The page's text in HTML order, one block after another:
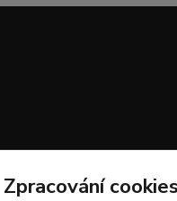
na dobírku
Zpracování cookies